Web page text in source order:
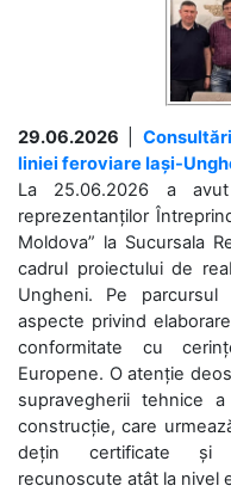
29.06.2026
liniei feroviare Iași-
La 25.06.2026 a
reprezentanților
Moldova” la Sucursala
cadrul proiectului de
Ungheni. Pe
aspecte privind
conformitate cu
Europene. O atenție
supravegherii tehnice
construcție, care
dețin certificate și
recunoscute atât la nivel